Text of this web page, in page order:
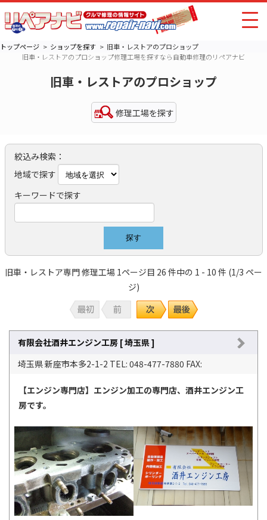
トップページ ショップを探す
旧車・レストアのプロショップ
旧車・レストアのプロショップ修理工場を探すなら自動車修理のリペアナビ
旧車・レストアのプロショップ
修理工場を探す
絞込み検索：
地域で探す
キーワードで探す
旧車・レストア専門 修理工場 1ページ目 26 件中の 1 - 10 件 (1/3 ペー
ジ)
有限会社酒井エンジン工房 [ 埼玉県 ]
埼玉県 新座市本多2-1-2 TEL: 048-477-7880 FAX:
【エンジン専門店】エンジン加工の専門店、酒井エンジン工
房です。